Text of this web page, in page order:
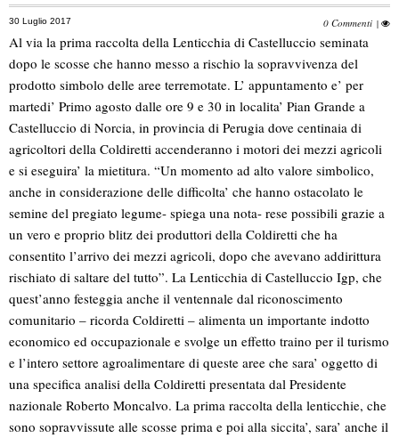
30 Luglio 2017 0 Commenti |
Al via la prima raccolta della Lenticchia di Castelluccio seminata
dopo le scosse che hanno messo a rischio la sopravvivenza del
prodotto simbolo delle aree terremotate. L’ appuntamento e’ per
martedi’ Primo agosto dalle ore 9 e 30 in localita’ Pian Grande a
Castelluccio di Norcia, in provincia di Perugia dove centinaia di
agricoltori della Coldiretti accenderanno i motori dei mezzi agricoli
e si eseguira’ la mietitura. “Un momento ad alto valore simbolico,
anche in considerazione delle difficolta’ che hanno ostacolato le
semine del pregiato legume- spiega una nota- rese possibili grazie a
un vero e proprio blitz dei produttori della Coldiretti che ha
consentito l’arrivo dei mezzi agricoli, dopo che avevano addirittura
rischiato di saltare del tutto”. La Lenticchia di Castelluccio Igp, che
quest’anno festeggia anche il ventennale dal riconoscimento
comunitario – ricorda Coldiretti – alimenta un importante indotto
economico ed occupazionale e svolge un effetto traino per il turismo
e l’intero settore agroalimentare di queste aree che sara’ oggetto di
una specifica analisi della Coldiretti presentata dal Presidente
nazionale Roberto Moncalvo. La prima raccolta della lenticchie, che
sono sopravvissute alle scosse prima e poi alla siccita’, sara’ anche il